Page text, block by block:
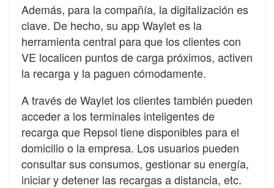
Además, para la compañía, la digitalización es
clave. De hecho, su app Waylet es la
herramienta central para que los clientes con
VE localicen puntos de carga próximos, activen
la recarga y la paguen cómodamente.
A través de Waylet los clientes también pueden
acceder a los terminales inteligentes de
recarga que Repsol tiene disponibles para el
domicilio o la empresa. Los usuarios pueden
consultar sus consumos, gestionar su energía,
iniciar y detener las recargas a distancia, etc.